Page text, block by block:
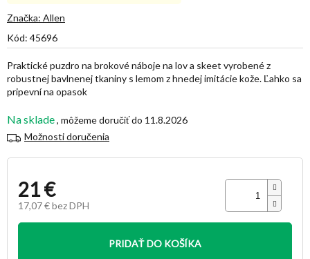
Kód: 45696
Na sklade
11.8.2026
Možnosti doručenia
21 €
17,07 € bez DPH
Jednotková
PRIDAŤ DO KOŠÍKA
Praktické puzdro na brokové náboje na lov a skeet vyrobené z
robustnej bavlnenej tkaniny s lemom z hnedej imitácie kože. Ľahko sa
pripevní na opasok
produktu
5,0
5
hviezdičiek.
Značka: Allen